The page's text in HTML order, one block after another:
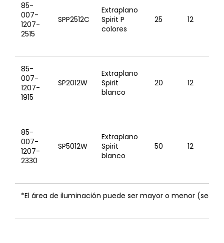
85-
007-
1207-
2515
SPP2512C
Extraplano
Spirit P
colores
25 12
85-
007-
1207-
1915
SP2012W
Extraplano
Spirit
blanco
20 12
85-
007-
1207-
2330
SP5012W
Extraplano
Spirit
blanco
50 12
*El área de iluminación puede ser mayor o menor